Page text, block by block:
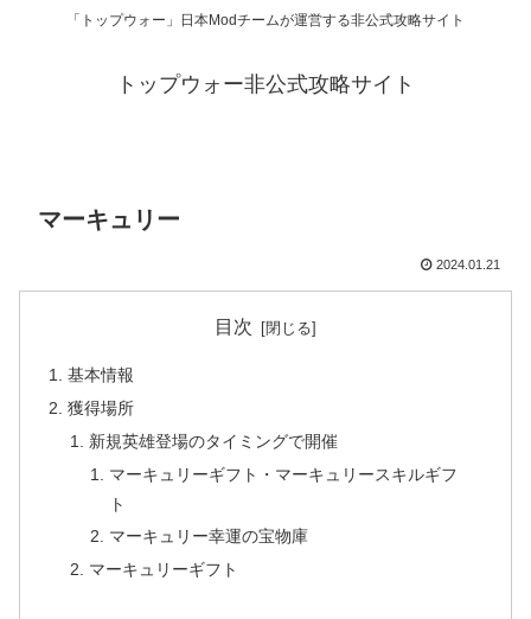
「トップウォー」日本Modチームが運営する非公式攻略サイト
トップウォー非公式攻略サイト
マーキュリー
2024.01.21
目次
基本情報
獲得場所
新規英雄登場のタイミングで開催
マーキュリーギフト・マーキュリースキルギフ
ト
マーキュリー幸運の宝物庫
マーキュリーギフト